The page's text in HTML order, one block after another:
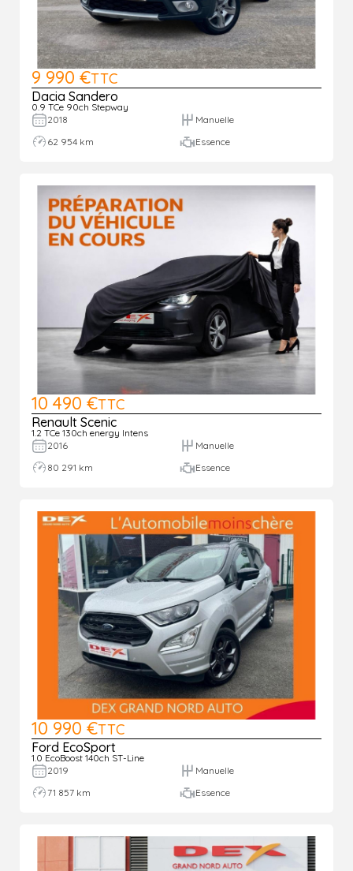
9 990 €TTC
Dacia Sandero
0.9 TCe 90ch Stepway
2018
Manuelle
62 954 km
Essence
10 490 €TTC
Renault Scenic
1.2 TCe 130ch energy Intens
2016
Manuelle
80 291 km
Essence
10 990 €TTC
Ford EcoSport
1.0 EcoBoost 140ch ST-Line
2019
Manuelle
71 857 km
Essence